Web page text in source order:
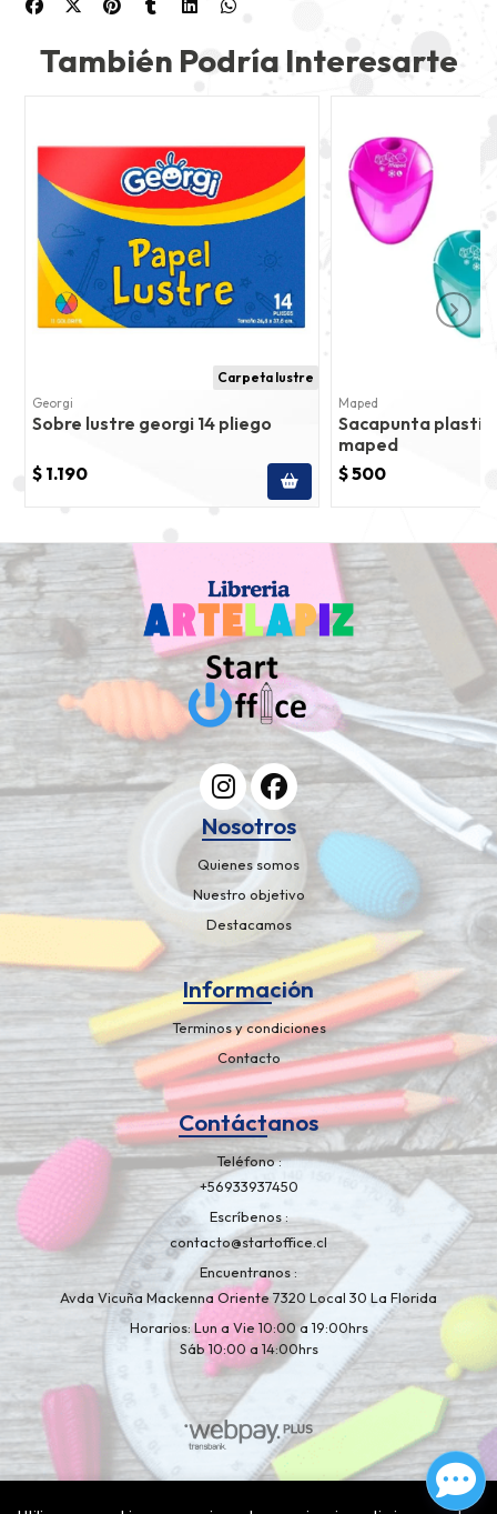
También Podría Interesarte
Carpeta lustre
Georgi
Sobre lustre georgi 14 pliego
$ 1.190
Maped
Sacapunta
maped
$ 500
Nosotros
Quienes somos
Nuestro objetivo
Destacamos
Información
Terminos y condiciones
Contacto
Contáctanos
Teléfono
+56933937450
Escríbenos
contacto@startoffice.cl
Encuentranos
Avda Vicuña Mackenna Oriente 7320 Local 30 La Florida
Horarios: Lun a Vie 10:00 a 19:00hrs
Sáb 10:00 a 14:00hrs
¿Te gusta mi tienda? Yo vendo con